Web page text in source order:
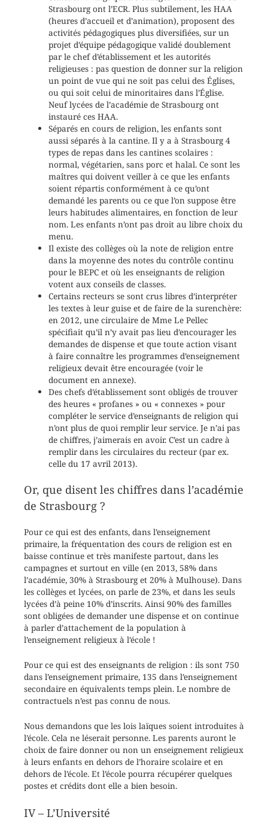
Strasbourg ont l’ECR. Plus subtilement, les HAA
(heures d’accueil et d’animation), proposent des
activités pédagogiques plus diversifiées, sur un
projet d’équipe pédagogique validé doublement
par le chef d’établissement et les autorités
religieuses : pas question de donner sur la religion
un point de vue qui ne soit pas celui des Églises,
ou qui soit celui de minoritaires dans l’Église.
Neuf lycées de l’académie de Strasbourg ont
instauré ces HAA.
Séparés en cours de religion, les enfants sont
aussi séparés à la cantine. Il y a à Strasbourg 4
types de repas dans les cantines scolaires :
normal, végétarien, sans porc et halal. Ce sont les
maîtres qui doivent veiller à ce que les enfants
soient répartis conformément à ce qu’ont
demandé les parents ou ce que l’on suppose être
leurs habitudes alimentaires, en fonction de leur
nom. Les enfants n’ont pas droit au libre choix du
menu.
Il existe des collèges où la note de religion entre
dans la moyenne des notes du contrôle continu
pour le BEPC et où les enseignants de religion
votent aux conseils de classes.
Certains recteurs se sont crus libres d’interpréter
les textes à leur guise et de faire de la surenchère:
en 2012, une circulaire de Mme Le Pellec
spécifiait qu’il n’y avait pas lieu d’encourager les
demandes de dispense et que toute action visant
à faire connaître les programmes d’enseignement
religieux devait être encouragée (voir le
document en annexe).
Des chefs d’établissement sont obligés de trouver
des heures « profanes » ou « connexes » pour
compléter le service d’enseignants de religion qui
n’ont plus de quoi remplir leur service. Je n’ai pas
de chiffres, j’aimerais en avoir. C’est un cadre à
remplir dans les circulaires du recteur (par ex.
celle du 17 avril 2013).
Or, que disent les chiffres dans l’académie
de Strasbourg ?
Pour ce qui est des enfants, dans l’enseignement
primaire, la fréquentation des cours de religion est en
baisse continue et très manifeste partout, dans les
campagnes et surtout en ville (en 2013, 58% dans
l’académie, 30% à Strasbourg et 20% à Mulhouse). Dans
les collèges et lycées, on parle de 23%, et dans les seuls
lycées d’à peine 10% d’inscrits. Ainsi 90% des familles
sont obligées de demander une dispense et on continue
à parler d’attachement de la population à
l’enseignement religieux à l’école !
Pour ce qui est des enseignants de religion : ils sont 750
dans l’enseignement primaire, 135 dans l’enseignement
secondaire en équivalents temps plein. Le nombre de
contractuels n’est pas connu de nous.
Nous demandons que les lois laïques soient introduites à
l’école. Cela ne léserait personne. Les parents auront le
choix de faire donner ou non un enseignement religieux
à leurs enfants en dehors de l’horaire scolaire et en
dehors de l’école. Et l’école pourra récupérer quelques
postes et crédits dont elle a bien besoin.
IV – L’Université